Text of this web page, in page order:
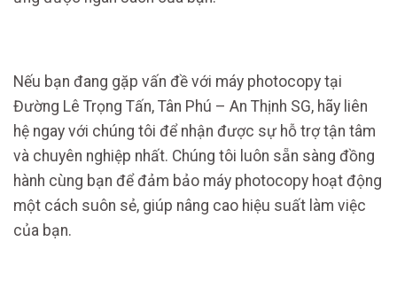
Nếu bạn đang gặp vấn đề với máy photocopy tại
Đường Lê Trọng Tấn, Tân Phú – An Thịnh SG, hãy liên
hệ ngay với chúng tôi để nhận được sự hỗ trợ tận tâm
và chuyên nghiệp nhất. Chúng tôi luôn sẵn sàng đồng
hành cùng bạn để đảm bảo máy photocopy hoạt động
một cách suôn sẻ, giúp nâng cao hiệu suất làm việc
của bạn.